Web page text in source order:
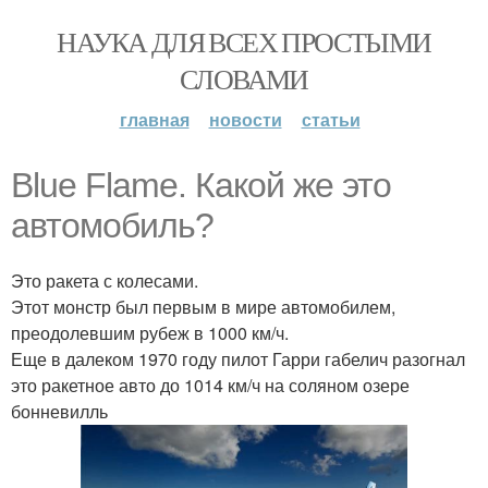
НАУКА ДЛЯ ВСЕХ ПРОСТЫМИ
СЛОВАМИ
главная новости статьи
Blue Flame. Какой же это
автомобиль?
Это ракета с колесами.
Этот монстр был первым в мире автомобилем,
преодолевшим рубеж в 1000 км/ч.
Еще в далеком 1970 году пилот Гарри габелич разогнал
это ракетное авто до 1014 км/ч на соляном озере
бонневилль